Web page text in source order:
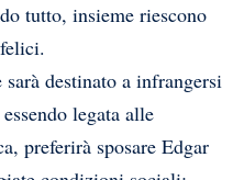
tutto, insieme riescono
destinato a infrangersi
legata alle
preferirà sposare Edgar